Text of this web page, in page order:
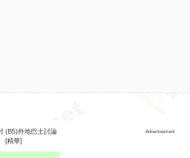
(B5)外地巴士討論
[精華]
Advertisement